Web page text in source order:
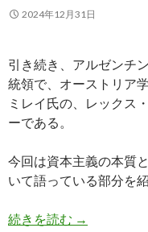
2024年12月31日
引き続き、アルゼンチ
統領で、オーストリア
ミレイ氏の、レックス
ーである。
今回は資本主義の本質
いて語っている部分を
続きを読む ミレイ大統
→